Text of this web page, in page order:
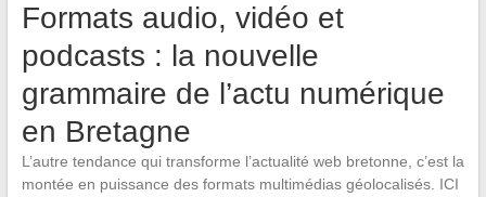
Formats audio, vidéo et
podcasts : la nouvelle
grammaire de l’actu numérique
en Bretagne
L’autre tendance qui transforme l’actualité web bretonne, c’est la
montée en puissance des formats multimédias géolocalisés. ICI